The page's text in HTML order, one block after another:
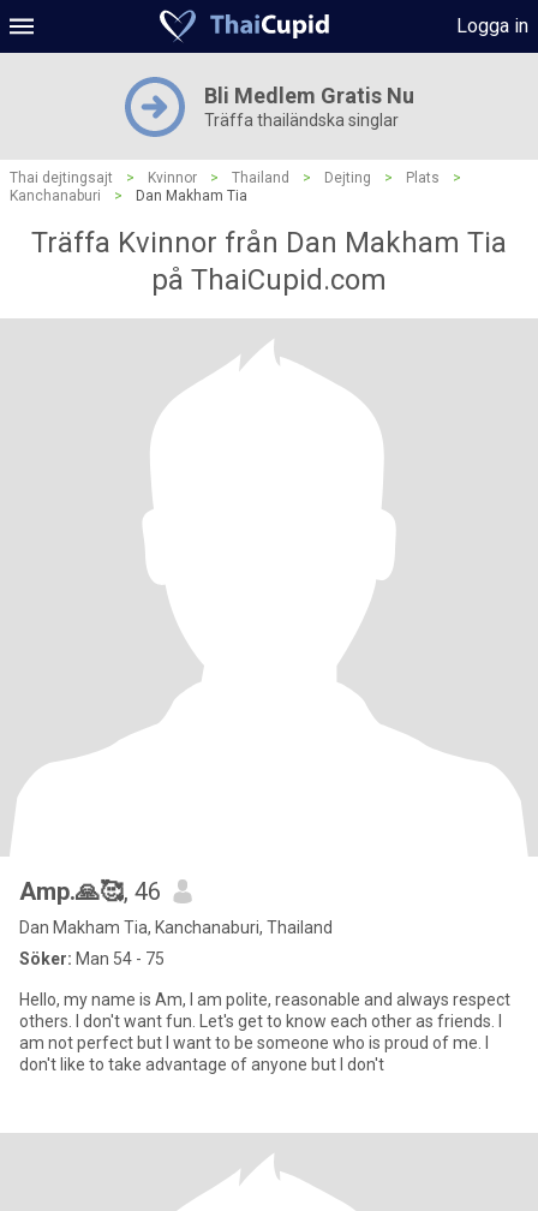
Logga in
Bli Medlem Gratis Nu
Träffa thailändska singlar
Thai dejtingsajt > Kvinnor > Thailand > Dejting > Plats
>
Kanchanaburi
> Dan Makham Tia
Träffa Kvinnor från Dan Makham Tia
på ThaiCupid.com
Amp.🙏🥰, 46
Dan Makham Tia, Kanchanaburi, Thailand
Söker: Man 54 - 75
Hello, my name is Am, I am polite, reasonable and always respect
others. I don't want fun. Let's get to know each other as friends. I
am not perfect but I want to be someone who is proud of me. I
don't like to take advantage of anyone but I don't